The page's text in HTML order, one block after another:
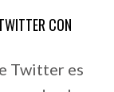
CON
Twitter es